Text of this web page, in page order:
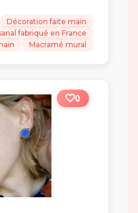
Décoration faite main
fabriqué en France
Macramé mural
0